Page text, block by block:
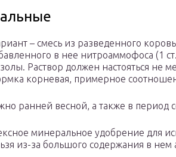
– смесь из разведенного
в нее нитроаммофоса (1
Раствор должен настояться не
корневая, примерное
ранней весной, а также в период
минеральное удобрение для
из-за большого содержания в нем